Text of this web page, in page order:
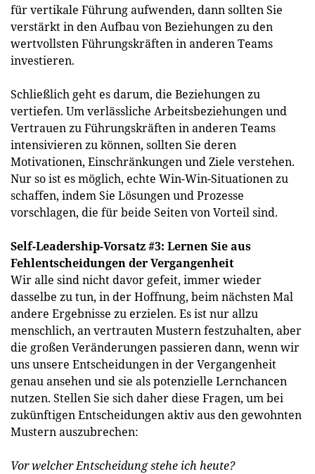
für vertikale Führung aufwenden, dann sollten Sie
verstärkt in den Aufbau von Beziehungen zu den
wertvollsten Führungskräften in anderen Teams
investieren.
Schließlich geht es darum, die Beziehungen zu
vertiefen. Um verlässliche Arbeitsbeziehungen und
Vertrauen zu Führungskräften in anderen Teams
intensivieren zu können, sollten Sie deren
Motivationen, Einschränkungen und Ziele verstehen.
Nur so ist es möglich, echte Win-Win-Situationen zu
schaffen, indem Sie Lösungen und Prozesse
vorschlagen, die für beide Seiten von Vorteil sind.
Self-Leadership-Vorsatz #3: Lernen Sie aus
Fehlentscheidungen der Vergangenheit
Wir alle sind nicht davor gefeit, immer wieder
dasselbe zu tun, in der Hoffnung, beim nächsten Mal
andere Ergebnisse zu erzielen. Es ist nur allzu
menschlich, an vertrauten Mustern festzuhalten, aber
die großen Veränderungen passieren dann, wenn wir
uns unsere Entscheidungen in der Vergangenheit
genau ansehen und sie als potenzielle Lernchancen
nutzen. Stellen Sie sich daher diese Fragen, um bei
zukünftigen Entscheidungen aktiv aus den gewohnten
Mustern auszubrechen:
Vor welcher Entscheidung stehe ich heute?